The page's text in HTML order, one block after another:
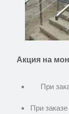
Акция на
При
При